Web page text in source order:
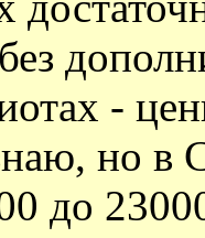
-
но в
до